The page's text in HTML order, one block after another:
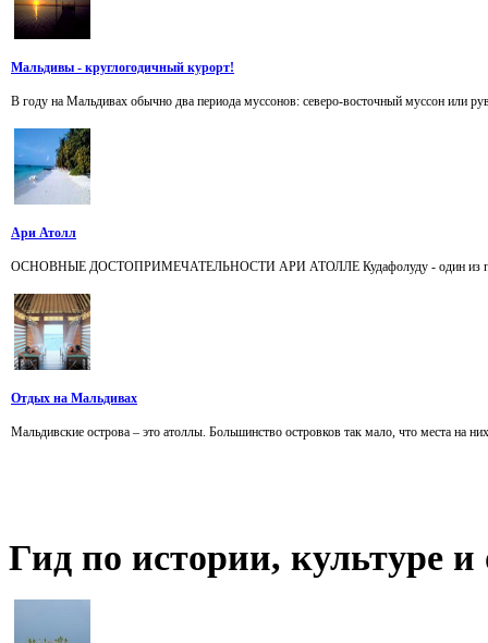
Мальдивы - круглогодичный курорт!
В году на Мальдивах обычно два периода муссонов: северо-восточный муссон или
Ари Атолл
ОСНОВНЫЕ ДОСТОПРИМЕЧАТЕЛЬНОСТИ АРИ АТОЛЛЕ Кудафолуду - один из первых
Отдых на Мальдивах
Мальдивские острова – это атоллы. Большинство островков так мало, что места на
Гид по истории, культуре